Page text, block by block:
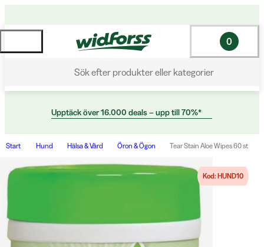
Sök efter produkter eller kategorier
0
Upptäck över 16.000 deals – upp till 70%*
Start Hund Hälsa & Vård Öron & Ögon Tear Stain Aloe Wipes 60 st
Kod: HUND10